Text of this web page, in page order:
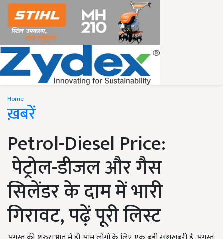
Home
ख़बरें
Petrol-Diesel Price:
पेट्रोल-डीजल और गैस
सिलेंडर के दाम में भारी
गिरावट, पढ़ें पूरी लिस्ट